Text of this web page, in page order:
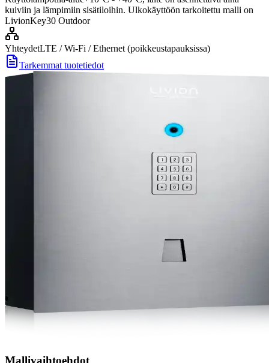
kuiviin ja lämpimiin sisätiloihin. Ulkokäyttöön tarkoitettu malli on
LivionKey30 Outdoor
YhteydetLTE / Wi-Fi / Ethernet (poikkeustapauksissa)
Tarkemmat tuotetiedot